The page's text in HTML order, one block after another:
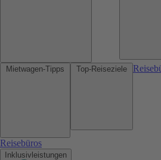
Reisebüros
Inklusivleistungen